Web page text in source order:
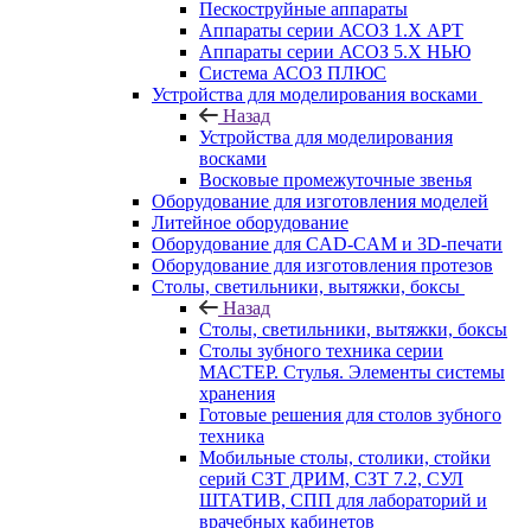
Пескоструйные аппараты
Аппараты серии АСОЗ 1.Х АРТ
Аппараты серии АСОЗ 5.Х НЬЮ
Система АСОЗ ПЛЮС
Устройства для моделирования восками
Назад
Устройства для моделирования
восками
Восковые промежуточные звенья
Оборудование для изготовления моделей
Литейное оборудование
Оборудование для CAD-CAM и 3D-печати
Оборудование для изготовления протезов
Cтолы, светильники, вытяжки, боксы
Назад
Cтолы, светильники, вытяжки, боксы
Столы зубного техника серии
МАСТЕР. Стулья. Элементы системы
хранения
Готовые решения для столов зубного
техника
Мобильные столы, столики, стойки
серий СЗТ ДРИМ, СЗТ 7.2, СУЛ
ШТАТИВ, СПП для лабораторий и
врачебных кабинетов